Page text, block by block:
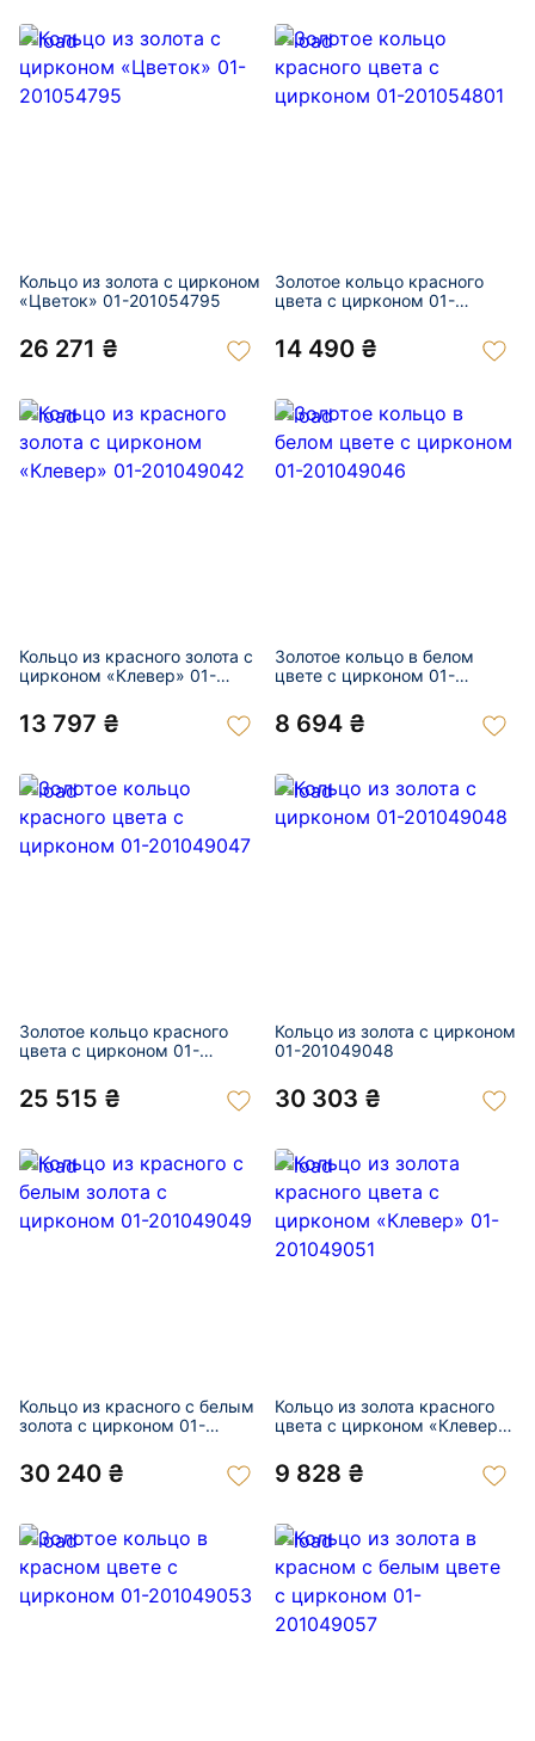
Кольцо из золота с цирконом
«Цветок» 01-201054795
26 271 ₴
Золотое кольцо красного
цвета с цирконом 01-
14 490 ₴
Кольцо из красного золота с
цирконом «Клевер» 01-
13 797 ₴
Золотое кольцо в белом
цвете с цирконом 01-
8 694 ₴
Золотое кольцо красного
цвета с цирконом 01-
25 515 ₴
Кольцо из золота с цирконом
01-201049048
30 303 ₴
Кольцо из красного с белым
золота с цирконом 01-
30 240 ₴
Кольцо из золота красного
цвета с цирконом «Клевер»
9 828 ₴